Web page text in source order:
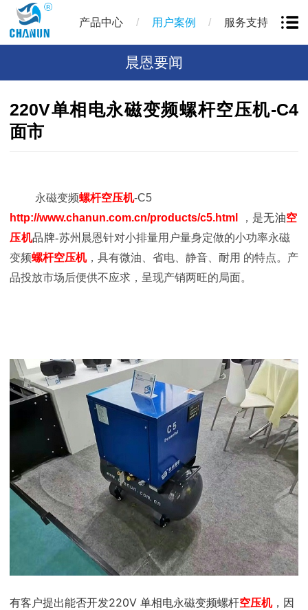
产品中心 / 用户案例 / 服务支持
晨恩要闻
220V单相电永磁变频螺杆空压机-C4
面市
永磁变频螺杆空压机-C5
http://www.chanun.com.cn/products/c5.html
，是无油空
压机品牌-苏州晨恩针对小排量用户量身定做的小功率永磁
变频螺杆空压机，具有微油、省电、静音、耐用 的特点。产
品投放市场后便供不应求，呈现产销两旺的局面。
有客户提出能否开发220V 单相电永磁变频螺杆空压机，因